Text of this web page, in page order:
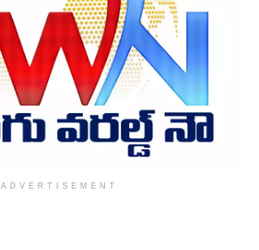
ADVERTISEMENT